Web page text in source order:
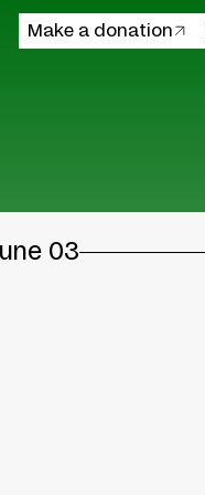
Make a donation
03